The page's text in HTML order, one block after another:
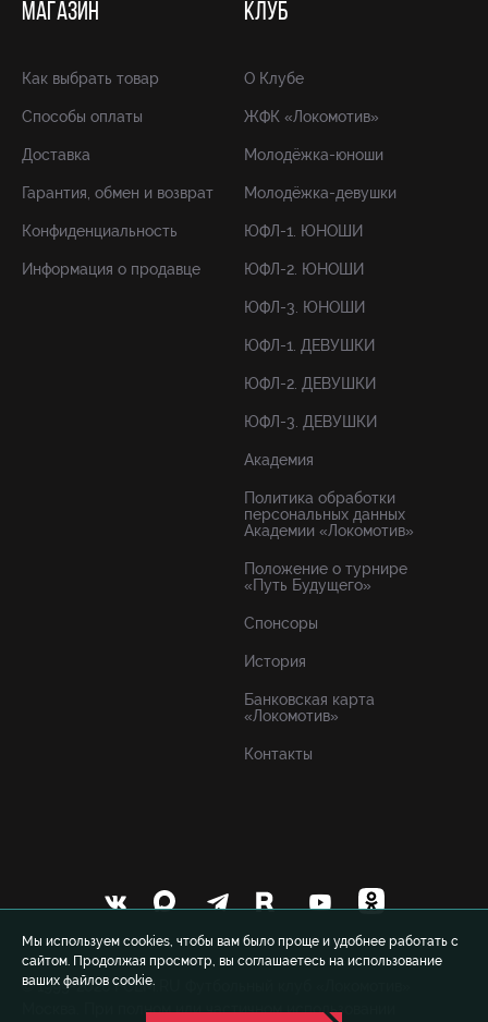
Мы используем cookies, чтобы вам было проще и удобнее работать с
сайтом. Продолжая просмотр, вы соглашаетесь на использование
ваших файлов cookie.
МАГАЗИН
Как выбрать товар
Способы оплаты
Доставка
Гарантия, обмен и возврат
Конфиденциальность
Информация о продавце
КЛУБ
О Клубе
ЖФК «Локомотив»
Молодёжка-юноши
Молодёжка-девушки
ЮФЛ-1. ЮНОШИ
ЮФЛ-2. ЮНОШИ
ЮФЛ-3. ЮНОШИ
ЮФЛ-1. ДЕВУШКИ
ЮФЛ-2. ДЕВУШКИ
ЮФЛ-3. ДЕВУШКИ
Академия
Политика обработки
персональных данных
Академии «Локомотив»
Положение о турнире
«Путь Будущего»
Спонсоры
История
Банковская карта
«Локомотив»
Контакты
© 1999-2026 FCLM.RU Футбольный клуб «Локомотив»
Москва. При полном или частичном использовании